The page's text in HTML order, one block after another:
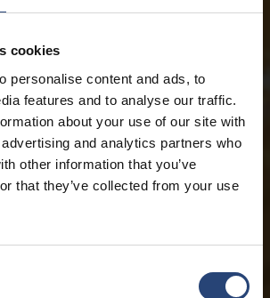
cookies
personalise content and ads, to
features and to analyse our traffic.
about your use of our site with
and analytics partners who
other information that you’ve
that they’ve collected from your use